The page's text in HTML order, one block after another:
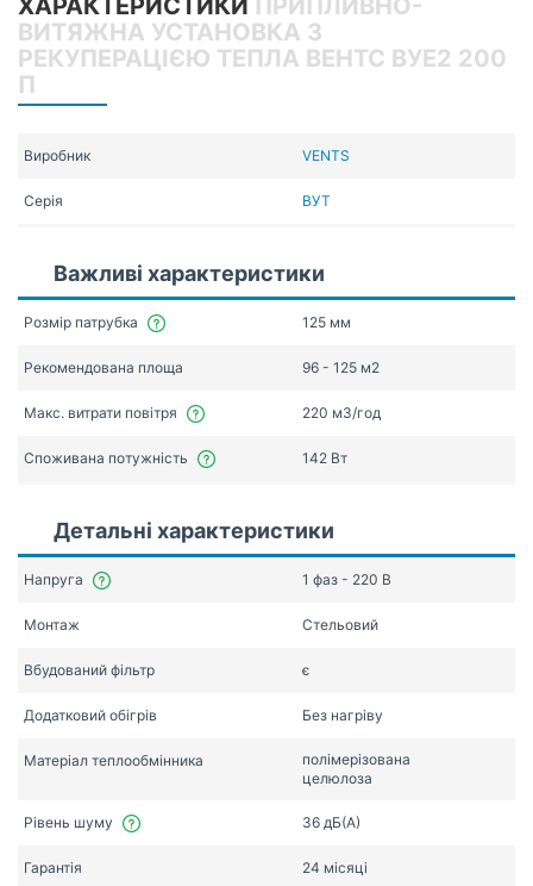
ХАРАКТЕРИСТИКИ
ПРИПЛИВНО-
ВИТЯЖНА УСТАНОВКА З
РЕКУПЕРАЦІЄЮ ТЕПЛА ВЕНТС ВУЕ2 200
П
Виробник VENTS
Серія ВУТ
Важливі характеристики
Розмір патрубка 125 мм
Рекомендована площа 96 - 125 м2
Макс. витрати повітря 220 мЗ/год
Споживана потужність 142 Вт
Детальні характеристики
Напруга 1 фаз - 220 В
Монтаж Стельовий
Вбудований фільтр є
Додатковий обігрів Без нагріву
Матеріал теплообмінника
полімерізована
целюлоза
Рівень шуму 36 дБ(А)
Гарантія 24 місяці